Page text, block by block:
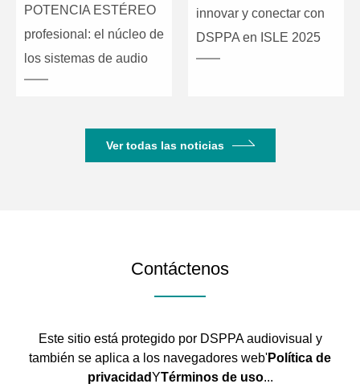
POTENCIA ESTÉREO
profesional: el núcleo de
los sistemas de audio
innovar y conectar con
DSPPA en ISLE 2025
Ver todas las noticias
Contáctenos
Este sitio está protegido por DSPPA audiovisual y
también se aplica a los navegadores web'Política de
privacidadYTérminos de uso...